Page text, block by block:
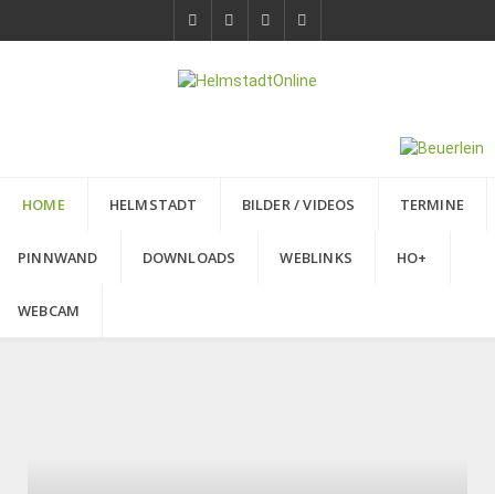
HOME HELMSTADT BILDER / VIDEOS TERMINE
PINNWAND DOWNLOADS WEBLINKS HO+
WEBCAM